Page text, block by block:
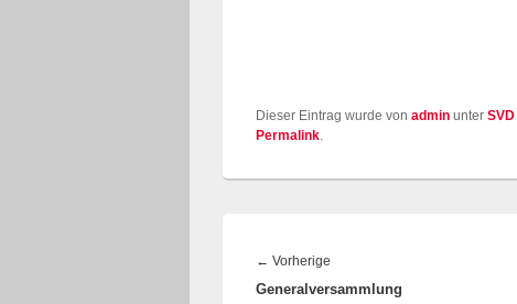
Dieser Eintrag wurde von admin unter SVD
Permalink
← Vorherige
Beitrag:
Generalversammlung